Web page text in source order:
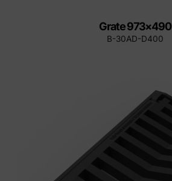
Grate 973×490
B-30AD-D400